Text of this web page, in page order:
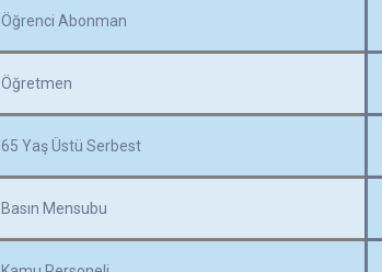
Öğrenci Abonman
Öğretmen
65 Yaş Üstü Serbest
Basın Mensubu